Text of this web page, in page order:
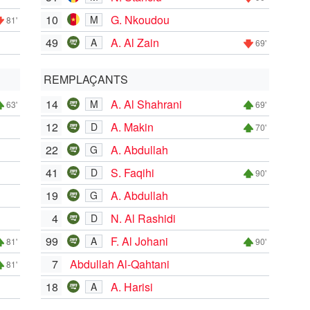
81'
63'
81'
81'
10 M
G. Nkoudou
49
A A. Al Zain 69'
REMPLAÇANTS
14
M A. Al Shahrani 69'
12 D A. Makin 70'
22 G
A. Abdullah
41
D S. Faqihi 90'
19 G
A. Abdullah
4
D
N. Al Rashidi
99
A F. Al Johani 90'
7
Abdullah Al-Qahtani
18
A A. Harisi